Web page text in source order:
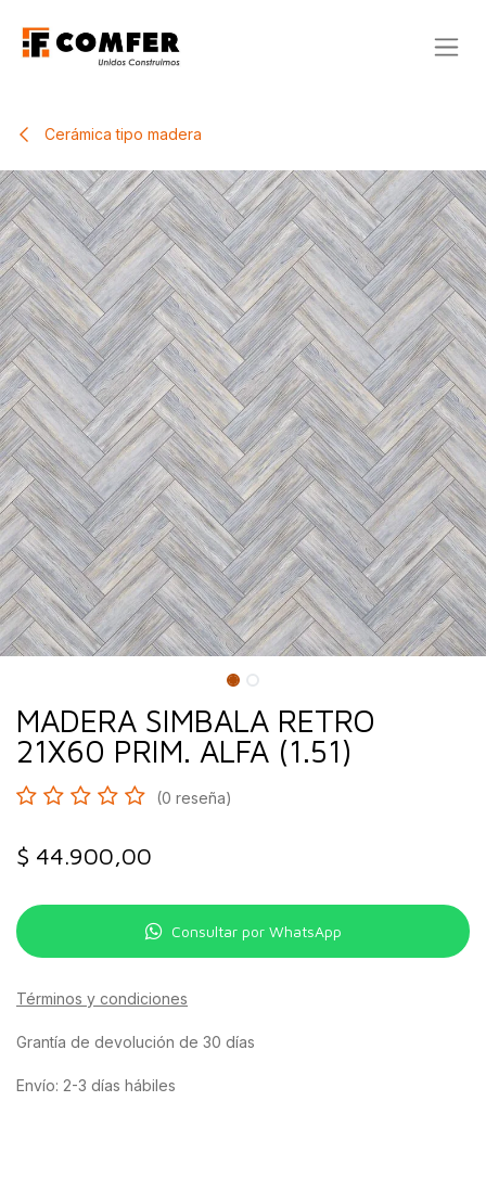
Cerámica tipo madera
MADERA SIMBALA RETRO
21X60 PRIM. ALFA (1.51)
(0 reseña)
$ 44.900,00
Consultar por WhatsApp
Términos y condiciones
Grantía de devolución de 30 días
Envío: 2-3 días hábiles